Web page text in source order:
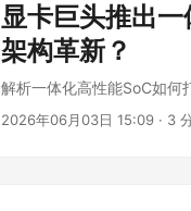
显卡巨头推出
架构革新？
解析一体化高性能SoC如何
2026年06月03日 15:09 · 3